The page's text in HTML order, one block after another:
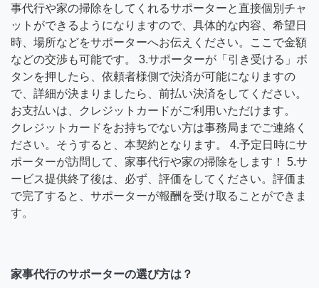
事代行や家の掃除をしてくれるサポーターと直接個別チャ
ットができるようになりますので、具体的な内容、希望日
時、場所などをサポーターへお伝えください。ここで金額
などの交渉も可能です。 3.サポーターが「引き受ける」ボ
タンを押したら、依頼者様側で決済が可能になりますの
で、詳細が決まりましたら、前払い決済をしてください。
お支払いは、クレジットカードがご利用いただけます。
クレジットカードをお持ちでない方は事務局までご連絡く
ださい。そうすると、本契約となります。 4.予定日時にサ
ポーターが訪問して、家事代行や家の掃除をします！ 5.サ
ービス提供終了後は、必ず、評価をしてください。評価ま
で完了すると、サポーターが報酬を受け取ることができま
す。
家事代行のサポーターの選び方は？